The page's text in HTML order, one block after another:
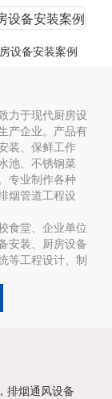
设备安装案例
于现代厨房设
产企业。产品有
装、保鲜工作
池、不锈钢菜
专业制作各种
烟管道工程设
堂、企业单位
安装、厨房设备
等工程设计、制
排烟通风设备